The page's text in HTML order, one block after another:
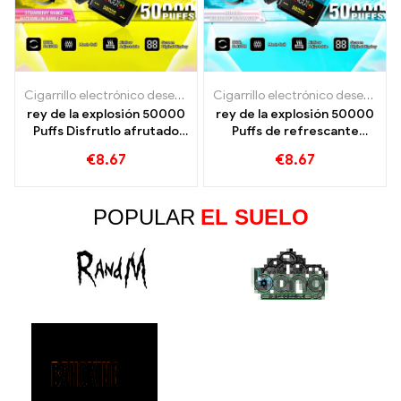
Cigarrillo electrónico desechable con nicotina. ,Cigarrillos
rey de la explosión 50000
Puffs Disfrutlo afrutado
chicle de sandía
€8.67
Cigarrillo electrónico desechable con nicotina.
rey de la explosión 50000
Puffs de refrescante
y Blueberry
€8.67
POPULAR EL SUELO